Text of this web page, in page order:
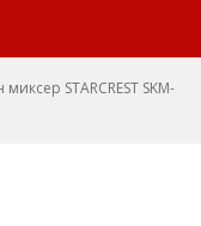
STARCREST SKM-